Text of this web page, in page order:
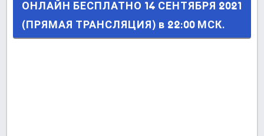
ТРАНСЛЯЦИЯ) в 22:00 МСК.
ОНЛАЙН БЕСПЛАТНО 14 СЕНТЯБРЯ 2021
(ПРЯМАЯ ТРАНСЛЯЦИЯ) в 22:00 МСК.